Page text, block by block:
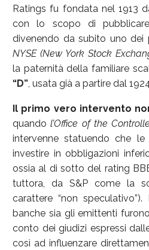
Ratings fu fondata nel 1913
con lo scopo di pubblicare
divenendo da subito uno dei
NYSE (New York Stock
la paternità della familiare
“D” , usata già a partire dal
Il primo vero intervento
quandol’Office of the
intervenne statuendo che
investire in obbligazioni
ossia al di sotto del rating
tuttora, da S&P come la
carattere “non
banche sia gli emittenti
conto dei giudizi espressi
così ad influenzare